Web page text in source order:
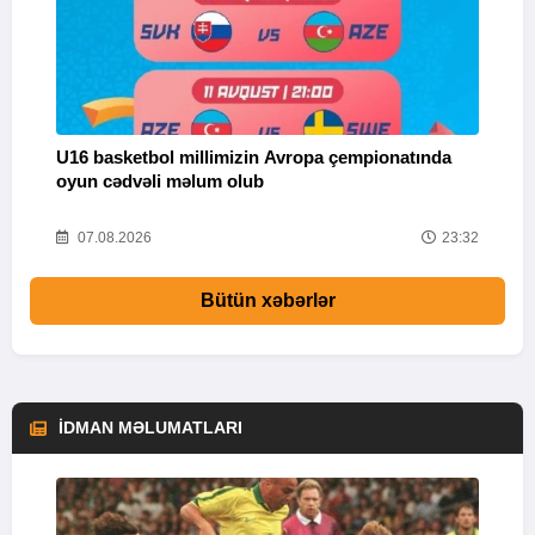
U16 basketbol millimizin Avropa çempionatında
oyun cədvəli məlum olub
07.08.2026 23:32
Bütün xəbərlər
İDMAN MƏLUMATLARI